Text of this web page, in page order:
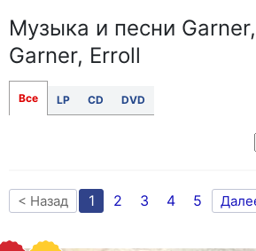
Музыка и песни
Garner, Erroll
Все LP CD DVD
< Назад 1 2 3 4 5